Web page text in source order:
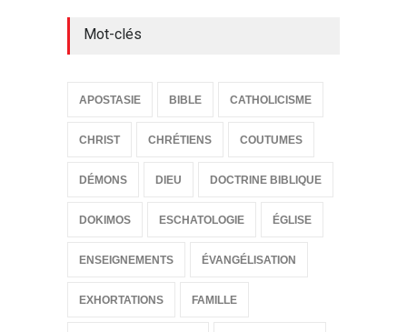
Mot-clés
APOSTASIE BIBLE CATHOLICISME
CHRIST CHRÉTIENS COUTUMES
DÉMONS DIEU DOCTRINE BIBLIQUE
DOKIMOS ESCHATOLOGIE ÉGLISE
ENSEIGNEMENTS ÉVANGÉLISATION
EXHORTATIONS FAMILLE